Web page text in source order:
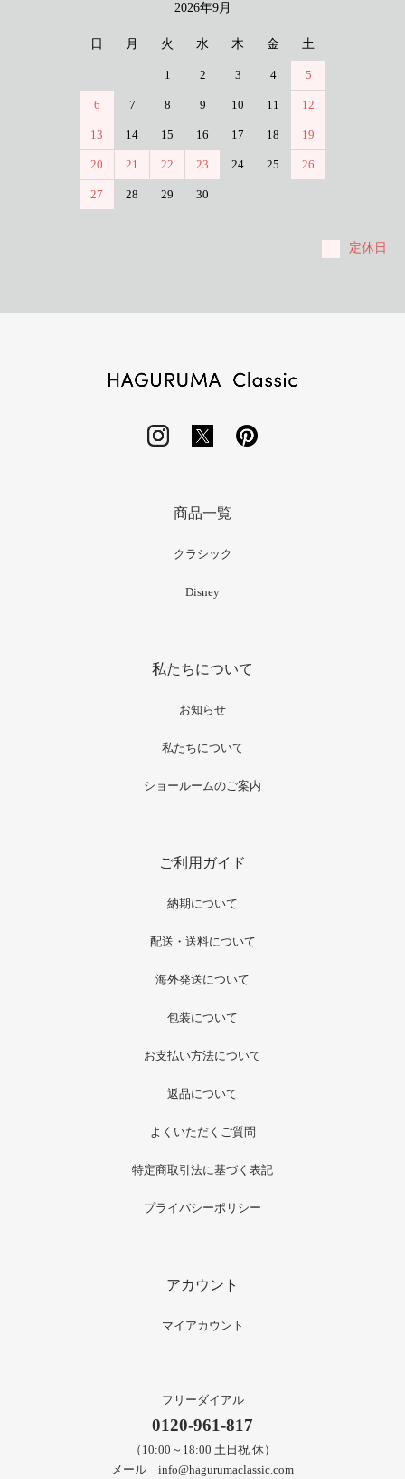
2026年9月
日 月 火 水 木 金 土
1 2 3 4 5
6 7 8 9 10 11 12
13 14 15 16 17 18 19
20 21 22 23 24 25 26
27 28 29 30
定休日
商品一覧
クラシック
Disney
私たちについて
お知らせ
私たちについて
ショールームのご案内
ご利用ガイド
納期について
配送・送料について
海外発送について
包装について
お支払い方法について
返品について
よくいただくご質問
特定商取引法に基づく表記
プライバシーポリシー
アカウント
マイアカウント
フリーダイアル
0120-961-817
（10:00～18:00 土日祝 休）
メール info@hagurumaclassic.com